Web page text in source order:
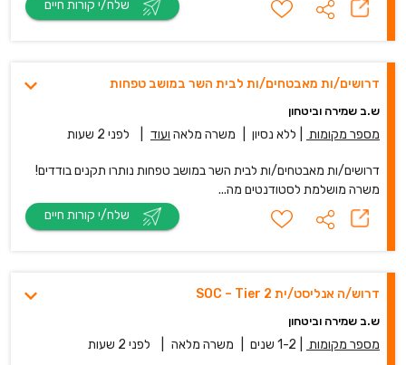
דרושים/ות מאבטחים/ות לבית השר במושב טפחות
ש.ב שמירה וביטחון
מספר מקומות ללא נסיון משרה מלאה ועוד לפני 2 שעות
דרושים/ות מאבטחים/ות לבית השר במושב טפחות נותרו תקנים בודדים!
משרה מושלמת לסטודנטים מה...
דרוש/ה אנליסט/ית SOC – Tier 2
ש.ב שמירה וביטחון
מספר מקומות 1-2 שנים משרה מלאה לפני 2 שעות